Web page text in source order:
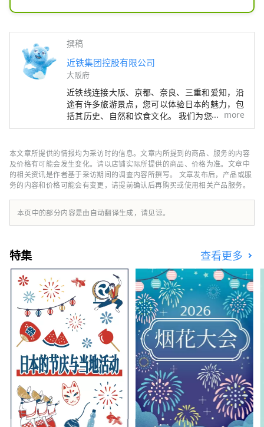
米。该建筑地上60层，地下3层。
阿倍野 Harukas 集办公、酒店、购物中
心、美术馆、展望台等为一体。可以一
览大阪全景的Harukas 300展望台特别
西地区的景色。此外，39楼还有阿倍野
Harukas美术馆，经常举办各种展览和
活动。
此外，地下层还有阿倍野Harukas近铁
总店，里面有餐厅和商店，您可以在那
里品尝当地美食和土特产。阿倍野
Harukas 不仅是大阪的地标，也是游客
撰稿
近铁集团控股有限公司
大阪府
近铁线连接大阪、京都、奈良、三重和爱知，沿
途有许多旅游景点，您可以体验日本的魅力，包
括其历史、自然和饮食文化。 我们为您提供近
铁铁路沿线旅行的实用信息，包括沿线观光景
封面照片展示的是三重县的阿戈湾。阿戈湾素有
“珍珠之乡”的美誉，拥有众多岛屿，景色宁静
优美，是理想的游船目的地。
more
本文章所提供的情报均为采访时的信息。文章内所提到的商品、服务的内容
及价格有可能会发生变化。请以店铺实际所提供的商品、价格为准。文章中
的相关资讯是作者基于采访期间的调查内容所撰写。 文章发布后，产品或服
务的内容和价格可能会有变更，请提前确认后再购买或使用相关产品服务。
本页中的部分内容是由自动翻译生成，请见谅。
特集 查看更多